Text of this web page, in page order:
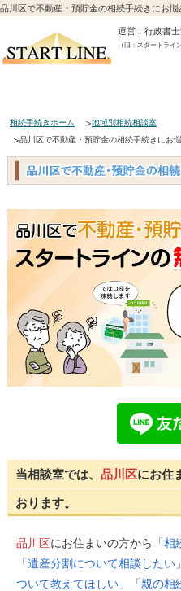
品川区で不動産・預貯金の相続手続きにお悩
運営：行政書
（旧：スタートライ
相続手続きホーム
地域別相続相談室
品川区で不動産・預貯金の相続手続きにお
当相談室では、 品川区にお住
おります。
品川区にお住まいの方から
「
「遺産分割について相談した
ついて教えてほしい」「親の相